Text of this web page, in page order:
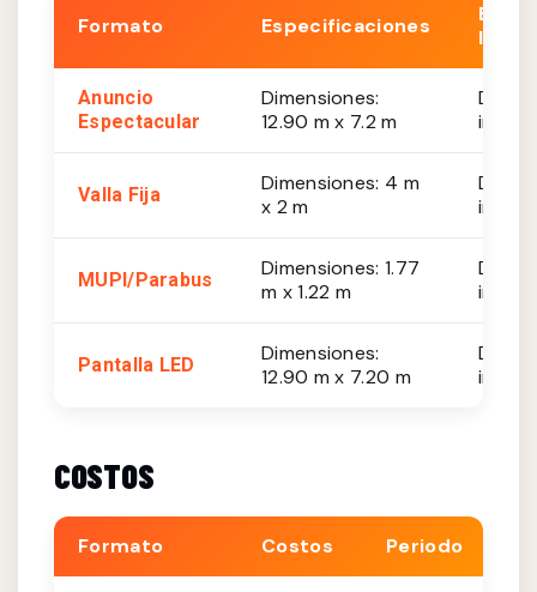
Formato Especificaciones
Est.
Anuncio
Espectacular
Dimensiones:
12.90 m x 7.2 m
De
Valla Fija
Dimensiones: 4 m
x 2 m
De
MUPI/Parabus
Dimensiones: 1.77
m x 1.22 m
De
Pantalla LED
Dimensiones:
12.90 m x 7.20 m
De
COSTOS
Formato Costos Periodo